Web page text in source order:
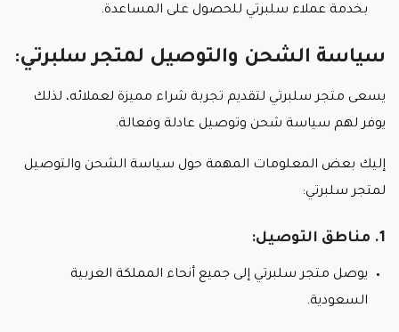
بخدمة عملاء سلبرتي للحصول على المساعدة.
سياسة الشحن والتوصيل لمتجر سلبرتي:
يسعى متجر سلبرتي لتقديم تجربة شراء مميزة لعملائه، لذلك
يوفر لهم سياسة شحن وتوصيل عادلة وفعالة.
إليك بعض المعلومات المهمة حول سياسة الشحن والتوصيل
لمتجر سلبرتي:
1. مناطق التوصيل:
يوصل متجر سلبرتي إلى جميع أنحاء المملكة العربية
السعودية.